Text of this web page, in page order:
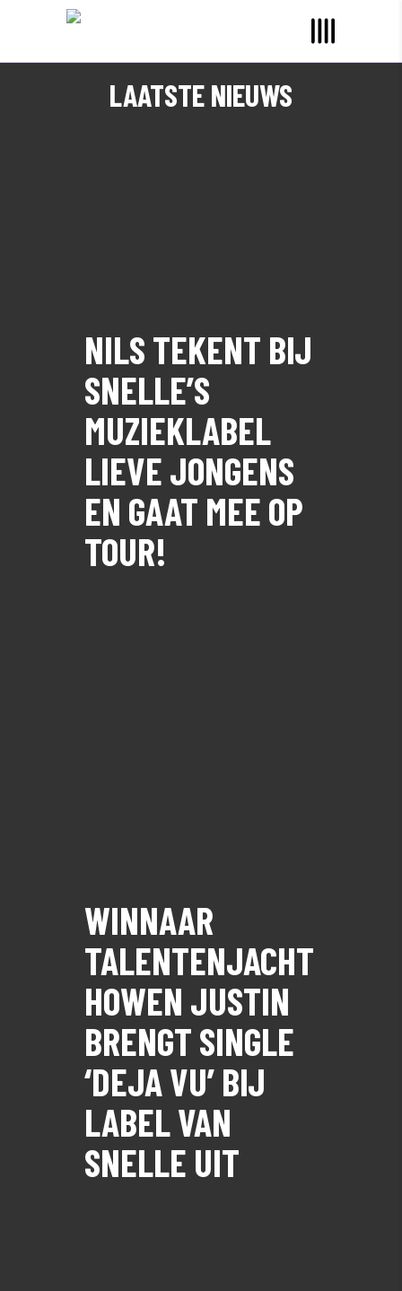
LAATSTE NIEUWS
NILS TEKENT BIJ
SNELLE’S
MUZIEKLABEL
LIEVE JONGENS
EN GAAT MEE OP
TOUR!
WINNAAR
TALENTENJACHT
HOWEN JUSTIN
BRENGT SINGLE
‘DEJA VU’ BIJ
LABEL VAN
SNELLE UIT